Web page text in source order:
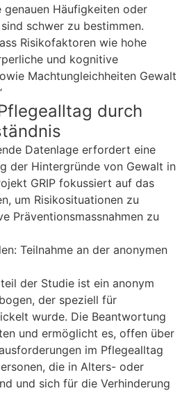
genauen Häufigkeiten oder
schwer zu bestimmen.
Risikofaktoren wie hohe
und kognitive
Machtungleichheiten Gewalt
durch
Datenlage erfordert eine
der Hintergründe von Gewalt in
GRIP fokussiert auf das
um Risikosituationen zu
Präventionsmassnahmen zu
Teilnahme an der anonymen
der Studie ist ein anonym
der speziell für
wurde. Die Beantwortung
und ermöglicht es, offen über
im Pflegealltag
die in Alters- oder
und sich für die Verhinderung